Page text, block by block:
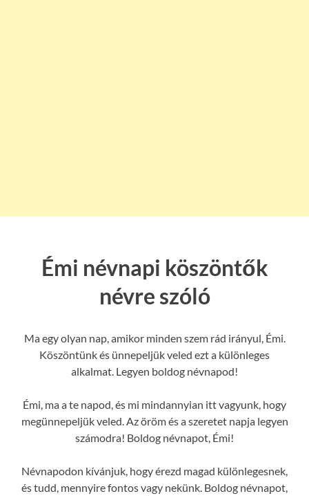
Émi névnapi köszöntők
névre szóló
Ma egy olyan nap, amikor minden szem rád irányul, Émi.
Köszöntünk és ünnepeljük veled ezt a különleges
alkalmat. Legyen boldog névnapod!
Émi, ma a te napod, és mi mindannyian itt vagyunk, hogy
megünnepeljük veled. Az öröm és a szeretet napja legyen
számodra! Boldog névnapot, Émi!
Névnapodon kívánjuk, hogy érezd magad különlegesnek,
és tudd, mennyire fontos vagy nekünk. Boldog névnapot,